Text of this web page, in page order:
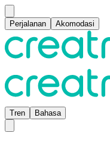
Perjalanan Akomodasi
Tren Bahasa